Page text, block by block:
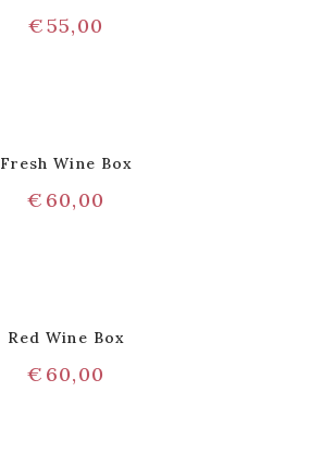
€55,00
Fresh Wine Box
€ 60,00
Red Wine Box
€ 60,00